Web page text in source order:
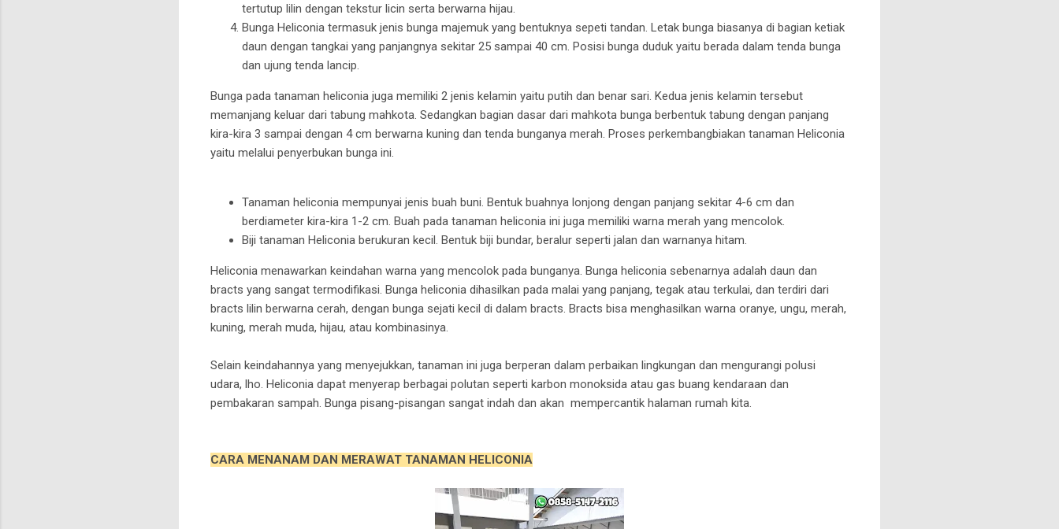
tertutup lilin dengan tekstur licin serta berwarna hijau.
Bunga Heliconia termasuk jenis bunga majemuk yang bentuknya sepeti tandan. Letak bunga biasanya di bagian ketiak
daun dengan tangkai yang panjangnya sekitar 25 sampai 40 cm. Posisi bunga duduk yaitu berada dalam tenda bunga
dan ujung tenda lancip.
Bunga pada tanaman heliconia juga memiliki 2 jenis kelamin yaitu putih dan benar sari. Kedua jenis kelamin tersebut
memanjang keluar dari tabung mahkota. Sedangkan bagian dasar dari mahkota bunga berbentuk tabung dengan panjang
kira-kira 3 sampai dengan 4 cm berwarna kuning dan tenda bunganya merah. Proses perkembangbiakan tanaman Heliconia
yaitu melalui penyerbukan bunga ini.
Tanaman heliconia mempunyai jenis buah buni. Bentuk buahnya lonjong dengan panjang sekitar 4-6 cm dan
berdiameter kira-kira 1-2 cm. Buah pada tanaman heliconia ini juga memiliki warna merah yang mencolok.
Biji tanaman Heliconia berukuran kecil. Bentuk biji bundar, beralur seperti jalan dan warnanya hitam.
Heliconia menawarkan keindahan warna yang mencolok pada bunganya. Bunga heliconia sebenarnya adalah daun dan
bracts yang sangat termodifikasi. Bunga heliconia dihasilkan pada malai yang panjang, tegak atau terkulai, dan terdiri dari
bracts lilin berwarna cerah, dengan bunga sejati kecil di dalam bracts. Bracts bisa menghasilkan warna oranye, ungu, merah,
kuning, merah muda, hijau, atau kombinasinya.
Selain keindahannya yang menyejukkan, tanaman ini juga berperan dalam perbaikan lingkungan dan mengurangi polusi
udara, lho. Heliconia dapat menyerap berbagai polutan seperti karbon monoksida atau gas buang kendaraan dan
pembakaran sampah. Bunga pisang-pisangan sangat indah dan akan mempercantik halaman rumah kita.
CARA MENANAM DAN MERAWAT TANAMAN HELICONIA